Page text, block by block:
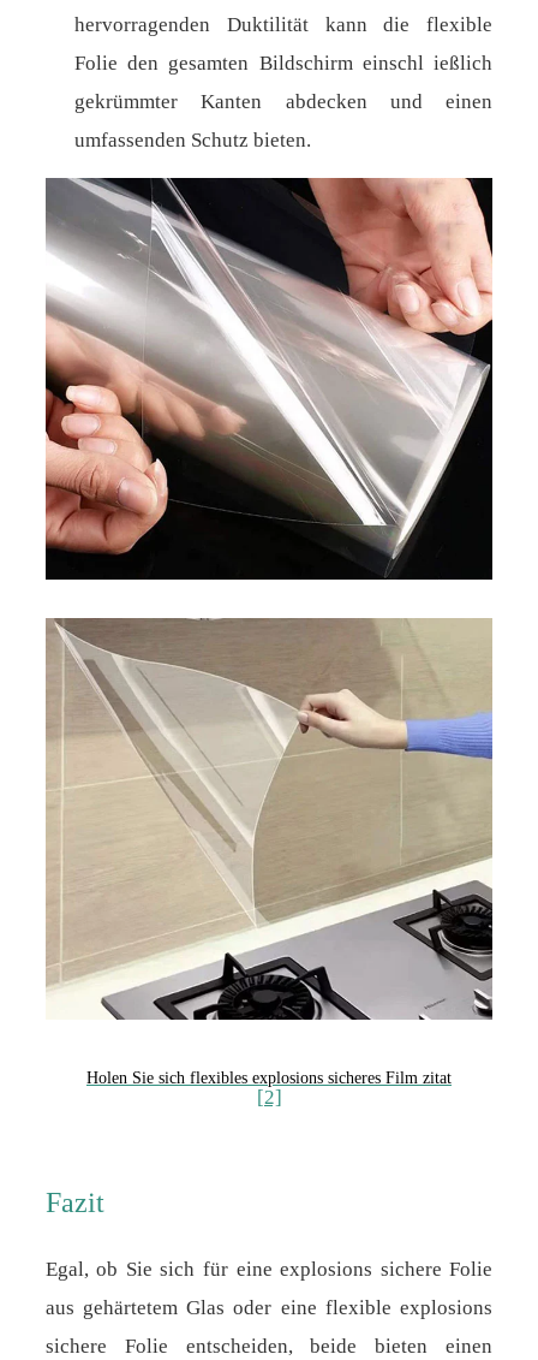
hervorragenden Duktilität kann die flexible
Folie den gesamten Bildschirm einschl ießlich
gekrümmter Kanten abdecken und einen
umfassenden Schutz bieten.
Holen Sie sich flexibles explosions sicheres Film zitat
[2]
Fazit
Egal, ob Sie sich für eine explosions sichere Folie
aus gehärtetem Glas oder eine flexible explosions
sichere Folie entscheiden, beide bieten einen